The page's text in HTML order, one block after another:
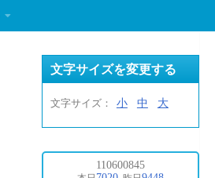
文字サイズを変更する
文字サイズ： 小 中 大